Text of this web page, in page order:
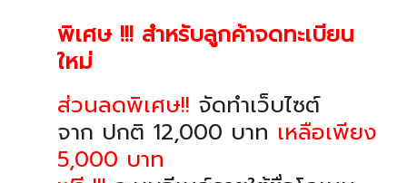
พิเศษ !!! สำหรับลูกค้าจดทะเบียน
ใหม่
ส่วนลดพิเศษ!! จัดทำเว็บไซต์
จาก ปกติ 12,000 บาท เหลือเพียง
5,000 บาท